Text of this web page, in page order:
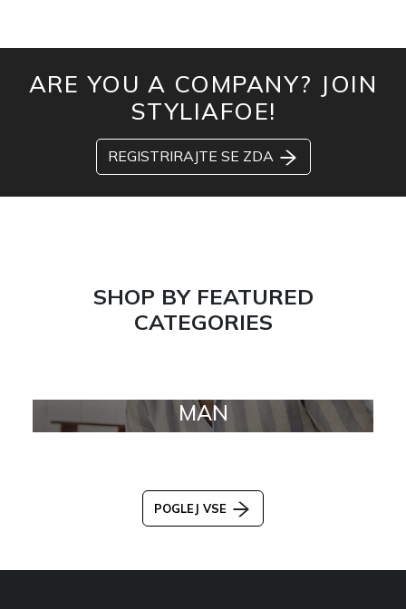
ARE YOU A COMPANY? JOIN
STYLIAFOE!
REGISTRIRAJTE SE ZDA
SHOP BY FEATURED
CATEGORIES
MAN
POGLEJ VSE